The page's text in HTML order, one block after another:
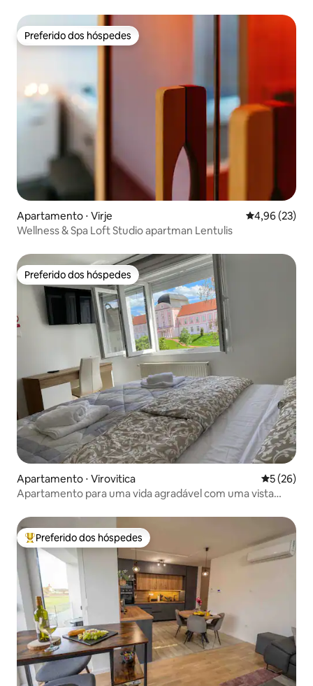
Preferido dos hóspedes
Preferido dos hóspedes
Apartamento ⋅ Virje 4,96 de uma
4,96 (23)
Wellness & Spa Loft Studio apartman Lentulis
Preferido dos hóspedes
Preferido dos hóspedes
Apartamento ⋅ Virovitica 5 de uma
5 (26)
Apartamento para uma vida agradável com uma vista
Entre os melhores preferidos dos hóspedes
Preferido dos hóspedes